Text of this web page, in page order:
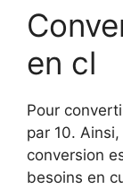
en cl
Pour
par 10.
conversion
besoins en